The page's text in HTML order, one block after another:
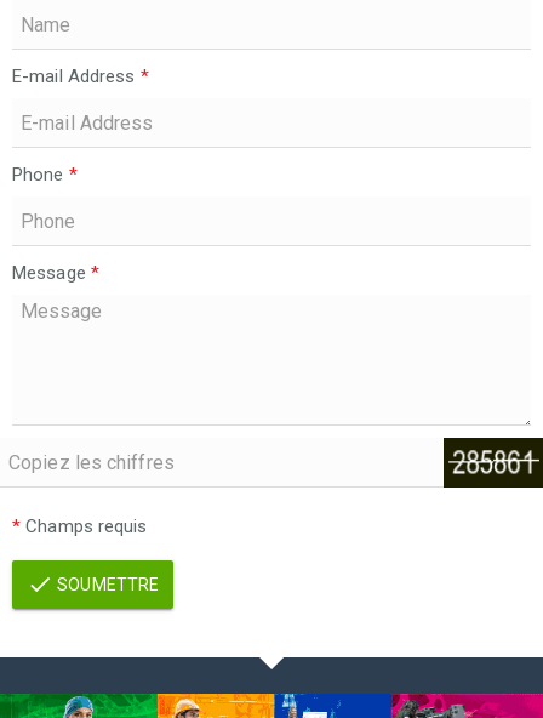
E-mail Address *
Phone *
Message *
* Champs requis
SOUMETTRE